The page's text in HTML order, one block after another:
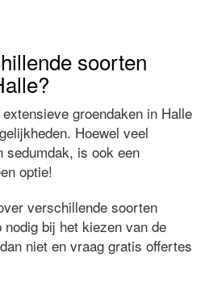
soorten
groendaken in Halle
Hoewel veel
sedumdak, is ook een
optie!
verschillende soorten
bij het kiezen van de
niet en vraag gratis offertes